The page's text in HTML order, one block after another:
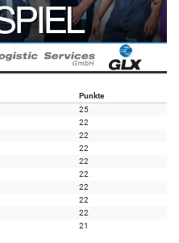
Punkte
25
22
22
22
22
22
22
22
22
21